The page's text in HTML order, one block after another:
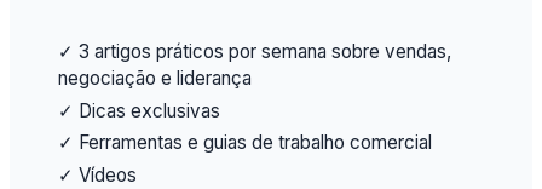
✓ 3 artigos práticos por semana sobre vendas,
negociação e liderança
✓ Dicas exclusivas
✓ Ferramentas e guias de trabalho comercial
✓ Vídeos